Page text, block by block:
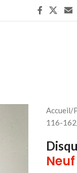
Accueil/
116-162
Neuf